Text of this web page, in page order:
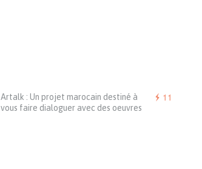
11
Artalk : Un projet marocain destiné à
vous faire dialoguer avec des oeuvres